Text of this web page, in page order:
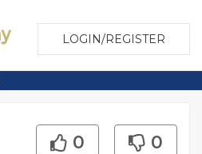
LOGIN/REGISTER
0 0